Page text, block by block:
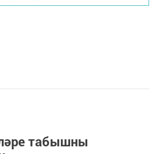
табышны